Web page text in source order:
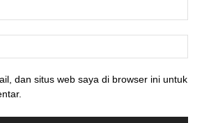
dan situs web saya di browser ini untuk